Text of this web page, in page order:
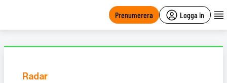
Prenumerera Logga in
Radar